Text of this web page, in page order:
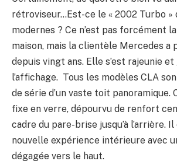
rétroviseur…Est-ce le « 2002 Turbo »
modernes ? Ce n’est pas forcément
maison, mais la clientèle Mercedes a
depuis vingt ans. Elle s’est rajeunie
l’affichage. Tous les modèles CLA
de série d’un vaste toit panoramique.
fixe en verre, dépourvu de renfort
cadre du pare-brise jusqu’à l’arrière.
nouvelle expérience intérieure avec
dégagée vers le haut.